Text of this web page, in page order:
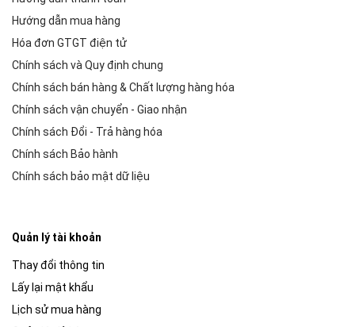
Hướng dẫn mua hàng
Hóa đơn GTGT điện tử
Chính sách và Quy định chung
Chính sách bán hàng & Chất lượng hàng hóa
Chính sách vận chuyển - Giao nhận
Chính sách Đổi - Trả hàng hóa
Chính sách Bảo hành
Chính sách bảo mật dữ liệu
Quản lý tài khoản
Thay đổi thông tin
Lấy lại mật khẩu
Lịch sử mua hàng